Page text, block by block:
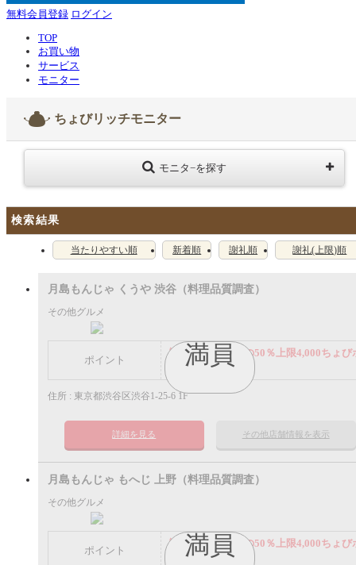
無料会員登録 ログイン
TOP
お買い物
サービス
モニター
ちょびリッチモニター
モニタ−を探す
検索結果
当たりやすい順 新着順 謝礼順 謝礼(上限)順
満員
月島もんじゃ くうや 渋谷（料理品質調査）
その他グルメ
ポイント
謝礼： 飲食代金の50％上限4,000ちょび
イント
住所 : 東京都渋谷区渋谷1-25-6 1F
詳細を見る その他店舗情報を表示
満員
月島もんじゃ もへじ 上野（料理品質調査）
その他グルメ
ポイント
謝礼： 飲食代金の50％上限4,000ちょび
イント